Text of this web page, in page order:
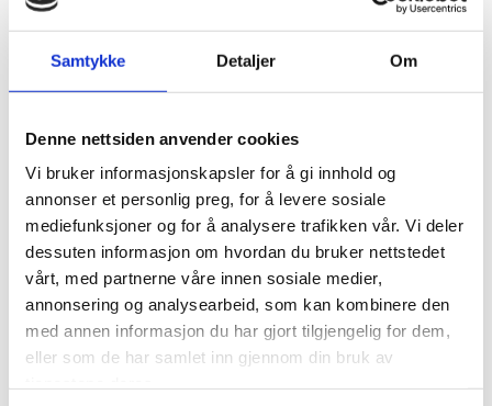
Samtykke Detaljer Om
Denne nettsiden anvender cookies
Vi bruker informasjonskapsler for å gi innhold og
annonser et personlig preg, for å levere sosiale
mediefunksjoner og for å analysere trafikken vår. Vi deler
dessuten informasjon om hvordan du bruker nettstedet
vårt, med partnerne våre innen sosiale medier,
annonsering og analysearbeid, som kan kombinere den
med annen informasjon du har gjort tilgjengelig for dem,
eller som de har samlet inn gjennom din bruk av
Marits Verden er et lite firma som har vært i drift siden
2006. I dag er vår hovedvirksomhet å arrangere
selskaper og minnestunder, med mål om å skape
minneverdige opplevelser for våre kunder.
Marit Mediaas Hasvang har over 20 års erfaring med å
arrangere alle typer selskaper i ulike lokaler. Hos Marits
Verden har vi mange ansatte, men du vil kun ha kontakt med
Marit under planleggingen av ditt arrangement. Hun sørger
for at alt legges til rette for et vellykket arrangement.